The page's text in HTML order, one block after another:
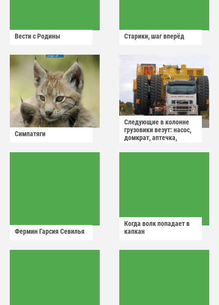
Вести с Родины Старики, шаг вперёд
Симпатяги
Следующие в колонне
грузовики везут: насос,
домкрат, аптечка,
Фермин Гарсия Севилья
Когда волк попадает в
капкан